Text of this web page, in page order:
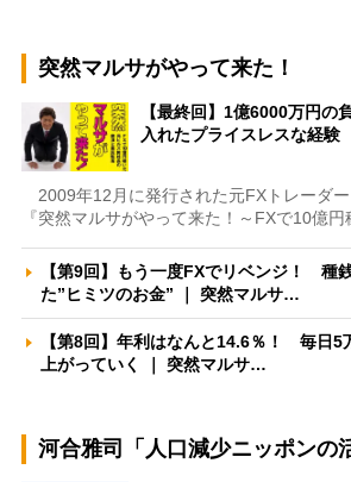
突然マルサがやって来た！
【最終回】1億6000万円の
入れたプライスレスな経
2009年12月に発行された元FXトレーダ
『突然マルサがやって来た！～FXで10億円
【第9回】もう一度FXでリベンジ！ 種
た”ヒミツのお金” ｜ 突然マルサ…
【第8回】年利はなんと14.6％！ 毎日5
上がっていく ｜ 突然マルサ…
河合雅司「人口減少ニッポンの